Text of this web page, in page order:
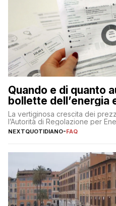
Quando e di quanto
bollette dell’energia
La vertiginosa crescita dei
l’Autorità di Regolazione per
NEXTQUOTIDIANO-FAQ